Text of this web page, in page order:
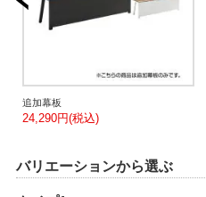
追加幕板
24,290円(税込)
バリエーションから選ぶ